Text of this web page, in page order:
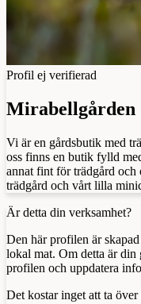
Profil ej verifierad
Mirabellgården
Vi är en gårdsbutik med
oss finns en butik fylld
annat fint för trädgård
trädgård och vårt lilla
Är detta din verksamhet?
Den här profilen är
lokal mat. Om detta är din
profilen och uppdatera
Det kostar inget att ta